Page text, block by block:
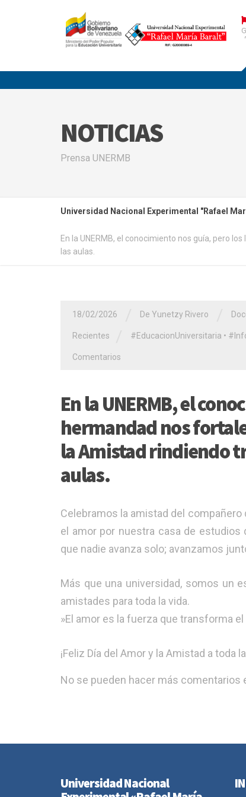
NOTICIAS
Prensa UNERMB
Universidad Nacional Experimental "Rafael
En la UNERMB, el conocimiento nos guía, pero
las aulas.
18/02/2026 De Yunetzy Rivero
Recientes #EducacionUniversitaria •
Comentarios
En la UNERMB, el
hermandad nos
la Amistad rindiendo
aulas.
​Celebramos la amistad del compañero
el amor por nuestra casa de
que nadie avanza solo; avanzamos
​Más que una universidad, somos un
amistades para toda la vida.
​»El amor es la fuerza que transforma
​¡Feliz Día del Amor y la Amistad a toda
No se pueden hacer más comentarios
Universidad Nacional